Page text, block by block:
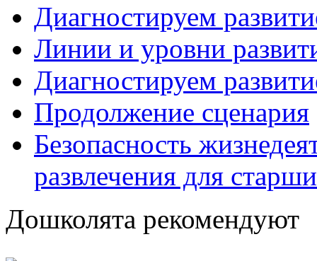
Диагностируем
Линии и уровни
Диагностируем
Продолжение сценария
Безопасность
развлечения для
Дошколята рекомендуют